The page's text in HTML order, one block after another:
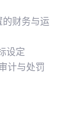
的财务与运
设定
计与处罚